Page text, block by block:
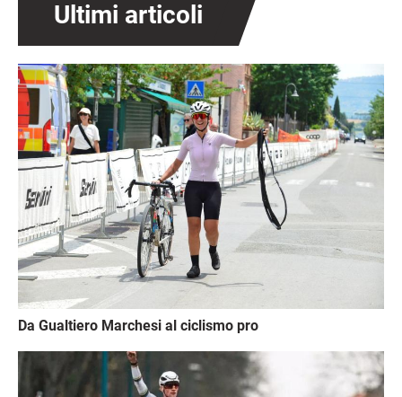
Ultimi articoli
Immagine
Da Gualtiero Marchesi al ciclismo pro